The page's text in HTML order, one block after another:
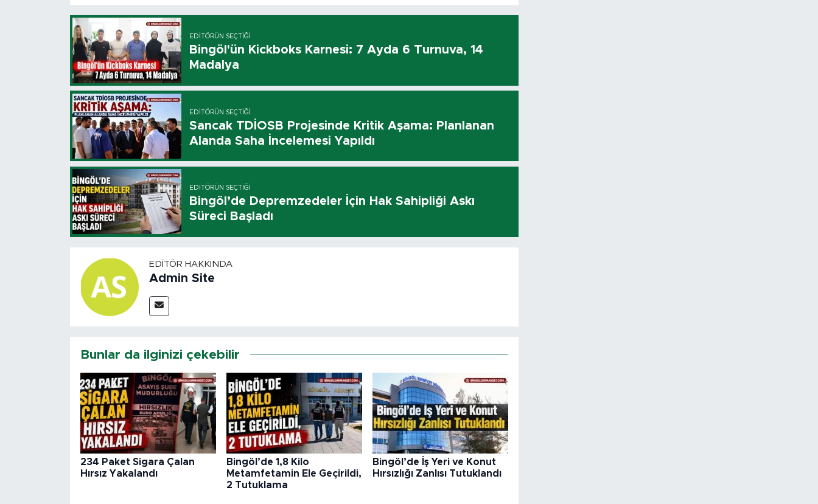
EDITÖRÜN SEÇTIĞI
Bingöl'ün Kickboks Karnesi: 7 Ayda 6 Turnuva, 14
Madalya
EDITÖRÜN SEÇTIĞI
Sancak TDİOSB Projesinde Kritik Aşama: Planlanan
Alanda Saha İncelemesi Yapıldı
EDITÖRÜN SEÇTIĞI
Bingöl’de Depremzedeler İçin Hak Sahipliği Askı
Süreci Başladı
EDITÖR HAKKINDA
Admin Site
Bunlar da ilginizi çekebilir
234 Paket Sigara Çalan
Hırsız Yakalandı
Bingöl’de 1,8 Kilo
Metamfetamin Ele Geçirildi,
2 Tutuklama
Bingöl’de İş Yeri ve Konut
Hırsızlığı Zanlısı Tutuklandı